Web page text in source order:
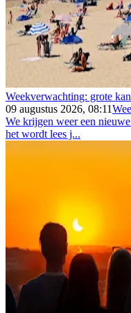
Weekverwachting: grote
09 augustus 2026, 08:11
We krijgen weer een
het wordt lees j...